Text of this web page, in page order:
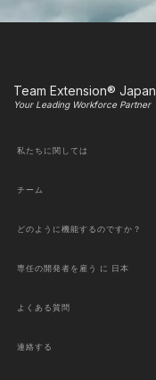
Team Extension® Japan
Your Leading Workforce Partner
私たちに関しては
チーム
どのように機能するのですか？
専任の開発者を雇う に 日本
よくある質問
連絡する